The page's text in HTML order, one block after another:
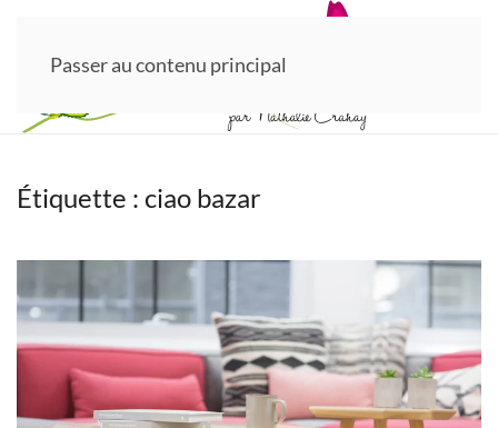
Passer au contenu principal
Étiquette : ciao bazar